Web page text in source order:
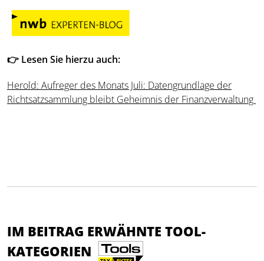
👉 Lesen Sie hierzu auch:
Herold: Aufreger des Monats Juli: Datengrundlage der
Richtsatzsammlung bleibt Geheimnis der Finanzverwaltung
IM BEITRAG ERWÄHNTE TOOL-
KATEGORIEN